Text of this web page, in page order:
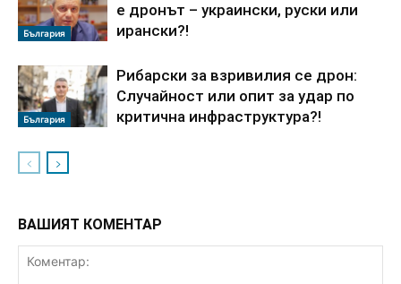
България
е дронът – украински, руски или
ирански?!
България
Рибарски за взривилия се дрон:
Случайност или опит за удар по
критична инфраструктура?!
ВАШИЯТ КОМЕНТАР